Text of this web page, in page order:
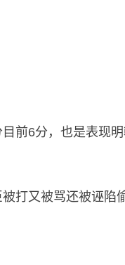
前6分，也是表现
打又被骂还被诬陷